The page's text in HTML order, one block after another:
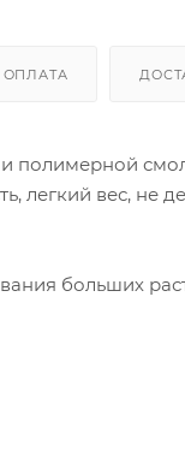
ОПЛАТА
полимерной
легкий вес, не
больших